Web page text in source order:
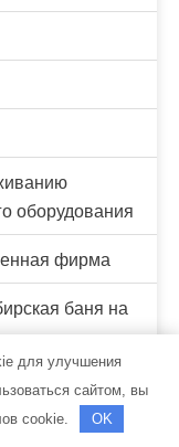
оборудования
фирма
баня на
баня на
для улучшения
сайтом, вы
cookie.
OK